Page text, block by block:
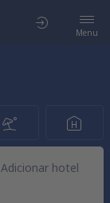
Menu
Adicionar hotel